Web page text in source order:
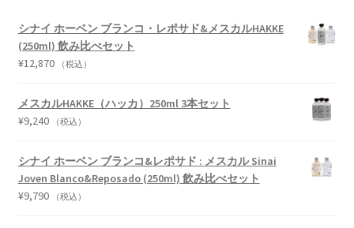
シナイ ホーベン ブランコ・レポサド&メスカルHAKKE
(250ml) 飲み比べセット
¥12,870 （税込）
メスカルHAKKE（ハッカ）250ml 3本セット
¥9,240 （税込）
シナイ ホーベン ブランコ&レポサド : メスカル Sinai
Joven Blanco&Reposado (250ml) 飲み比べセット
¥9,790 （税込）